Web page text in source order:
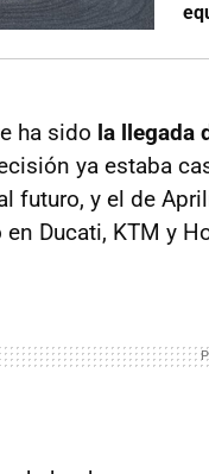
ha sido la llegada
ya estaba
futuro, y el de
Ducati, KTM y